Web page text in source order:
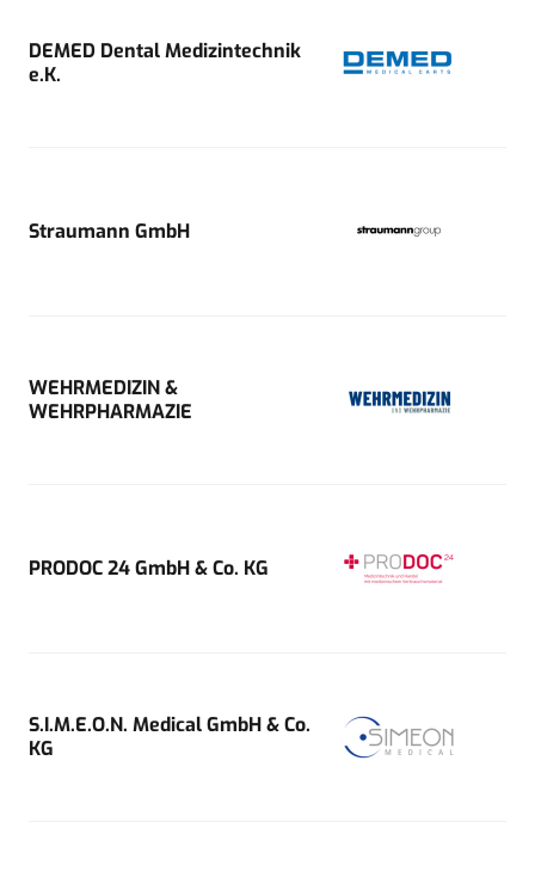
DEMED Dental Medizintechnik
e.K.
Straumann GmbH
WEHRMEDIZIN &
WEHRPHARMAZIE
PRODOC 24 GmbH & Co. KG
S.I.M.E.O.N. Medical GmbH & Co.
KG